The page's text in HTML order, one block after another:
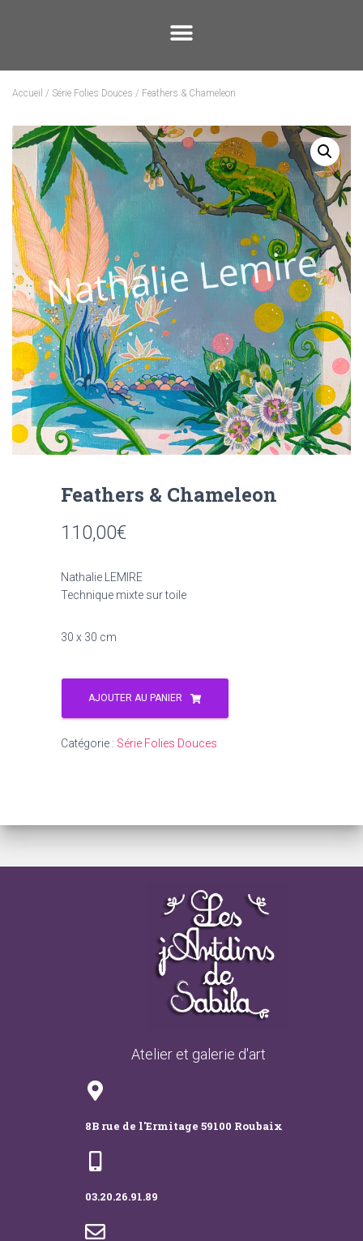
Accueil / Série Folies Douces / Feathers & Chameleon
Feathers & Chameleon
110,00€
Nathalie LEMIRE
Technique mixte sur toile
30 x 30 cm
AJOUTER AU PANIER
Catégorie : Série Folies Douces
Atelier et galerie d'art
8B rue de l'Ermitage 59100 Roubaix
03.20.26.91.89